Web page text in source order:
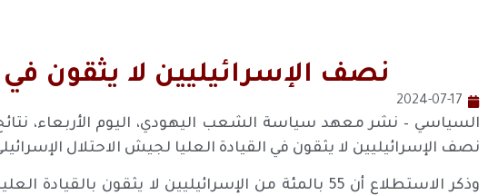
نصف الإسرائيليين لا يثقون
2024-07-17
السياسي – نشر معهد سياسة الشعب اليهودي، اليوم الأربعاء،
نصف الإسرائيليين لا يثقون في القيادة العليا لجيش الاحتلال
وذكر الاستطلاع أن 55 بالمئة من الإسرائيليين لا يثقون